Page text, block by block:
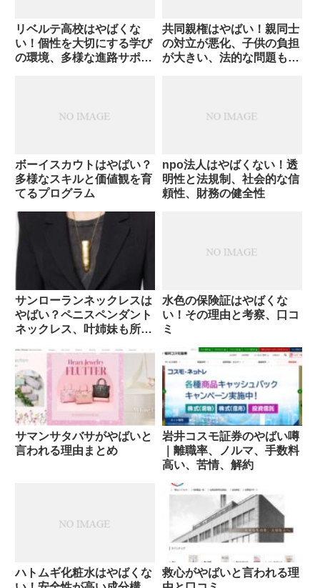
リベルテ高校はやばくな
い！個性を大切にする学び
の環境、多様な進路サポー
共同親権はやばい！親同士
の対立が悪化、子供の負担
が大きい、法的な問題も存
ボーイスカウトはやばい？
多様なスキルと価値観を育
てるプログラム
npo法人はやばくない！透
明性と法規制、社会的な信
頼性、財務の健全性
サンローランネックレスは
やばい？ペニスペンダント
ネックレス、叶姉妹も所
水色の保険証はやばくな
い！その理由と考察、口コ
ミ
サマンサタバサがやばいと
言われる理由まとめ
岩井コスモ証券のやばい噂
｜離職率、ノルマ、手数料
高い、苦情、解約
ハトムギ化粧水はやばくな
救心がやばいと言われる理